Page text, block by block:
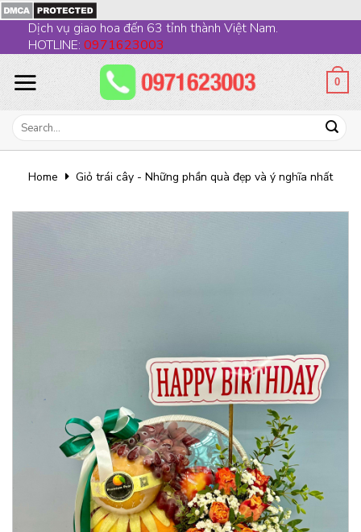
to
content
Dịch vụ giao hoa đến 63 tỉnh thành Việt Nam.
HOTLINE: 0971623003
0
Search
Home Giỏ trái cây - Những phần quà đẹp và ý nghĩa nhất